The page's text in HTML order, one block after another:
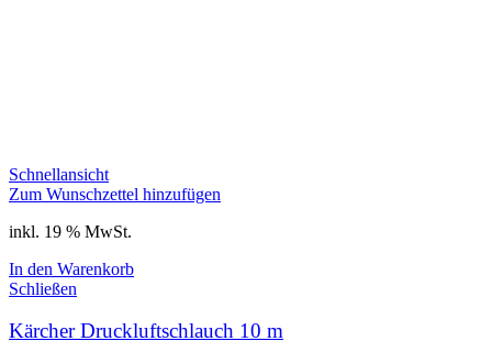
Schnellansicht
Zum Wunschzettel hinzufügen
inkl. 19 % MwSt.
In den Warenkorb
Schließen
Kärcher Druckluftschlauch 10 m